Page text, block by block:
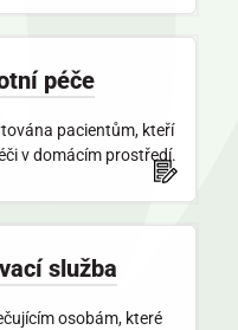
péče
pacientům, kteří
v domácím prostředí.
služba
osobám, které